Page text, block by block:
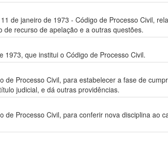
de janeiro de 1973 - Código de Processo Civil,
recurso de apelação e a outras questões.
1973, que institui o Código de Processo Civil.
de Processo Civil, para estabelecer a fase de
judicial, e dá outras providências.
de Processo Civil, para conferir nova disciplina ao